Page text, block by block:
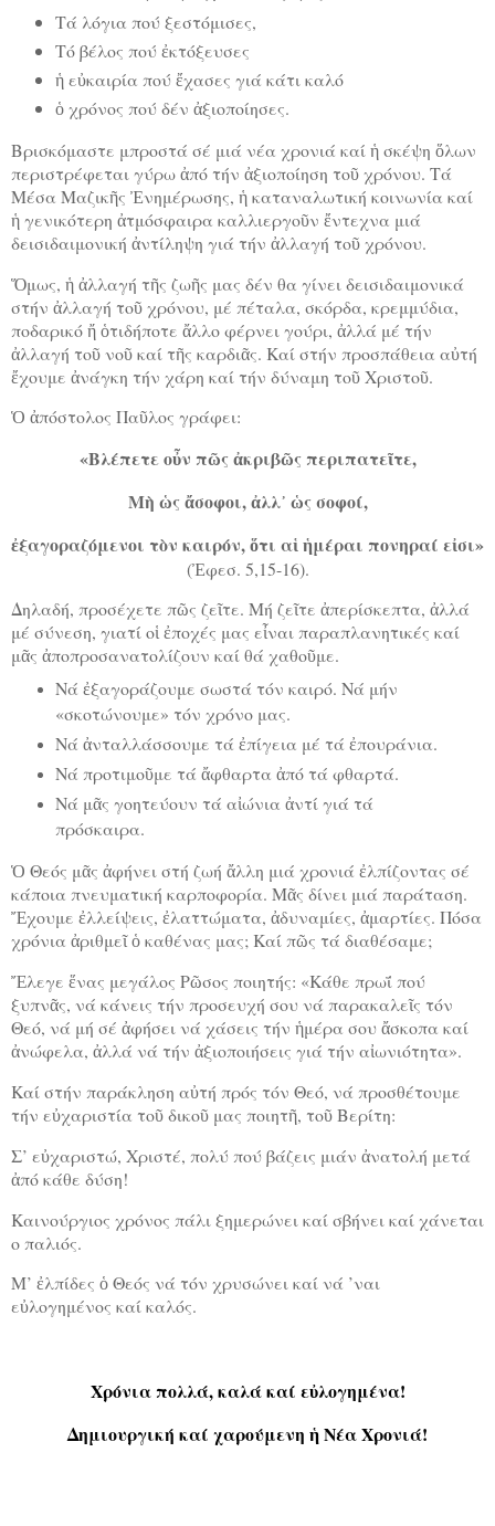
Τά λόγια πού ξεστόμισες,
Τό βέλος πού ἐκτόξευσες
ἡ εὐκαιρία πού ἔχασες γιά κάτι καλό
ὁ χρόνος πού δέν ἀξιοποίησες.
Βρισκόμαστε μπροστά σέ μιά νέα χρονιά καί ἡ σκέψη ὅλων
περιστρέφεται γύρω ἀπό τήν ἀξιοποίηση τοῦ χρόνου. Τά
Μέσα Μαζικῆς Ἐνημέρωσης, ἡ καταναλωτική κοινωνία καί
ἡ γενικότερη ἀτμόσφαιρα καλλιεργοῦν ἔντεχνα μιά
δεισιδαιμονική ἀντίληψη γιά τήν ἀλλαγή τοῦ χρόνου.
Ὅμως, ἡ ἀλλαγή τῆς ζωῆς μας δέν θα γίνει δεισιδαιμονικά
στήν ἀλλαγή τοῦ χρόνου, μέ πέταλα, σκόρδα, κρεμμύδια,
ποδαρικό ἤ ὁτιδήποτε ἄλλο φέρνει γούρι, ἀλλά μέ τήν
ἀλλαγή τοῦ νοῦ καί τῆς καρδιᾶς. Καί στήν προσπάθεια αὐτή
ἔχουμε ἀνάγκη τήν χάρη καί τήν δύναμη τοῦ Χριστοῦ.
Ὁ ἀπόστολος Παῦλος γράφει:
«Βλέπετε οὖν πῶς ἀκριβῶς περιπατεῖτε,
Μὴ ὡς ἄσοφοι, ἀλλ᾽ ὡς σοφοί,
ἐξαγοραζόμενοι τὸν καιρόν, ὅτι αἱ ἡμέραι πονηραί εἰσι»
(Ἐφεσ. 5,15-16).
Δηλαδή, προσέχετε πῶς ζεῖτε. Μή ζεῖτε ἀπερίσκεπτα, ἀλλά
μέ σύνεση, γιατί οἱ ἐποχές μας εἶναι παραπλανητικές καί
μᾶς ἀποπροσανατολίζουν καί θά χαθοῦμε.
Νά ἐξαγοράζουμε σωστά τόν καιρό. Νά μήν
«σκοτώνουμε» τόν χρόνο μας.
Νά ἀνταλλάσσουμε τά ἐπίγεια μέ τά ἐπουράνια.
Νά προτιμοῦμε τά ἄφθαρτα ἀπό τά φθαρτά.
Νά μᾶς γοητεύουν τά αἰώνια ἀντί γιά τά
πρόσκαιρα.
Ὁ Θεός μᾶς ἀφήνει στή ζωή ἄλλη μιά χρονιά ἐλπίζοντας σέ
κάποια πνευματική καρποφορία. Μᾶς δίνει μιά παράταση.
Ἔχουμε ἐλλείψεις, ἐλαττώματα, ἀδυναμίες, ἀμαρτίες. Πόσα
χρόνια ἀριθμεῖ ὁ καθένας μας; Καί πῶς τά διαθέσαμε;
Ἔλεγε ἕνας μεγάλος Ρῶσος ποιητής: «Κάθε πρωΐ πού
ξυπνᾶς, νά κάνεις τήν προσευχή σου νά παρακαλεῖς τόν
Θεό, νά μή σέ ἀφήσει νά χάσεις τήν ἡμέρα σου ἄσκοπα καί
ἀνώφελα, ἀλλά νά τήν ἀξιοποιήσεις γιά τήν αἰωνιότητα».
Καί στήν παράκληση αὐτή πρός τόν Θεό, νά προσθέτουμε
τήν εὐχαριστία τοῦ δικοῦ μας ποιητῆ, τοῦ Βερίτη:
Σ’ εὐχαριστώ, Χριστέ, πολύ πού βάζεις μιάν ἀνατολή μετά
ἀπό κάθε δύση!
Καινούργιος χρόνος πάλι ξημερώνει καί σβήνει καί χάνεται
ο παλιός.
Μ’ ἐλπίδες ὁ Θεός νά τόν χρυσώνει καί νά ’ναι
εὐλογημένος καί καλός.
Χρόνια πολλά, καλά καί εὐλογημένα!
Δημιουργική καί χαρούμενη ἡ Νέα Χρονιά!